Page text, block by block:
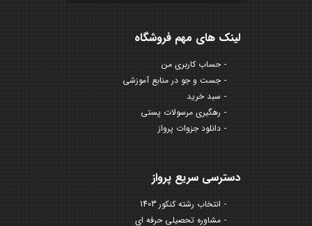
لینک های مهم فروشگاه
حساب کاربری من
جست و جو در منابع آموزشی
سبد خرید
رهگیری مرسولات پستی
دانلود جزوات پرواز
دسترسی سریع پرواز
انتخاب رشته کنکور 1403
مشاوره تحصیلی حرفه ای